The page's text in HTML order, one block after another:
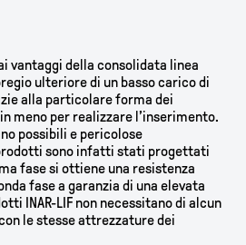
vantaggi della consolidata linea
ulteriore di un basso carico di
alla particolare forma dei
meno per realizzare l’inserimento.
possibili e pericolose
sono infatti stati progettati
fase si ottiene una resistenza
fase a garanzia di una elevata
INAR-LIF non necessitano di alcun
le stesse attrezzature dei